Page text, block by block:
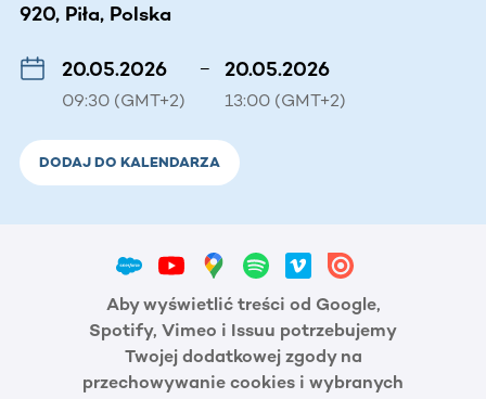
920, Piła, Polska
20.05.2026
09:30 (GMT+2)
– 20.05.2026
13:00 (GMT+2)
DODAJ DO KALENDARZA
Aby wyświetlić treści od Google,
Spotify, Vimeo i Issuu potrzebujemy
Twojej dodatkowej zgody na
przechowywanie cookies i wybranych